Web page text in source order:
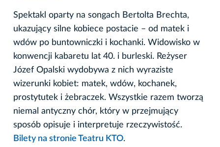
Spektakl oparty na songach Bertolta Brechta,
ukazujący silne kobiece postacie – od matek i
wdów po buntowniczki i kochanki. Widowisko w
konwencji kabaretu lat 40. i burleski. Reżyser
Józef Opalski wydobywa z nich wyraziste
wizerunki kobiet: matek, wdów, kochanek,
prostytutek i żebraczek. Wszystkie razem tworzą
niemal antyczny chór, który w przejmujący
sposób opisuje i interpretuje rzeczywistość.
Bilety na stronie Teatru KTO.